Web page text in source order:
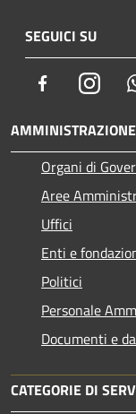
SEGUICI SU
Facebook
AMMINISTRAZIONE
Organi di
Aree
Uffici
Enti e
Politici
Personale
Documenti e
CATEGORIE DI